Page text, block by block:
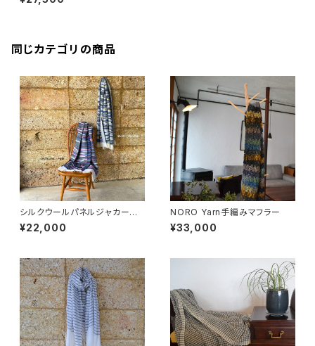
同じカテゴリの商品
シルクウールパネルジャカード
ストール
¥22,000
NORO Yarn手編みマフラー
¥33,000